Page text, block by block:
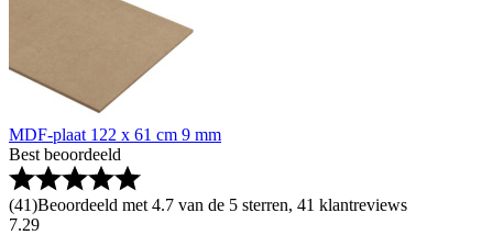
MDF-plaat 122 x 61 cm 9 mm
Best beoordeeld
(41)Beoordeeld met 4.7 van de 5 sterren, 41 klantreviews
7.29